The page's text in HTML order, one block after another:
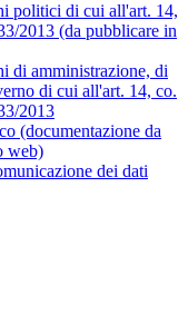
politici di cui all'art. 14,
2013 (da pubblicare in
di amministrazione, di
di cui all'art. 14, co.
2013
(documentazione da
web)
dei dati